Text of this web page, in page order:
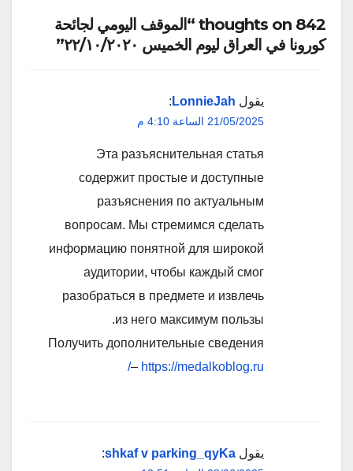
842 thoughts on “الموقف اليومي لجائحة
كورونا في العراق ليوم الخميس ٢٢/١٠/٢٠٢٠”
يقول LonnieJah
:
21/05/2025 الساعة 4:10 م
Эта разъяснительная статья
содержит простые и доступные
разъяснения по актуальным
вопросам. Мы стремимся сделать
информацию понятной для широкой
аудитории, чтобы каждый смог
разобраться в предмете и извлечь
из него максимум пользы.
Получить дополнительные сведения
–https://medalkoblog.ru/
يقول shkaf v parking_qyKa
: